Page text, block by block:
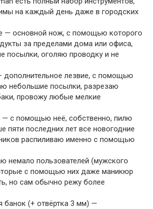
на каждый день даже в городских
— основной нож, с помощью которого
за пределами дома или офиса,
посылки, оголяю проводку и не
дополнительное лезвие, с помощью
небольшие посылки, разрезаю
провожу любые мелкие
— с помощью неё, собственно, пилю
пяти последних лет все новогодние
распиливаю именно с помощью
немало пользователей (мужского
с помощью них даже маникюр
но сам обычно режу более
банок (+ отвёртка 3 мм) —